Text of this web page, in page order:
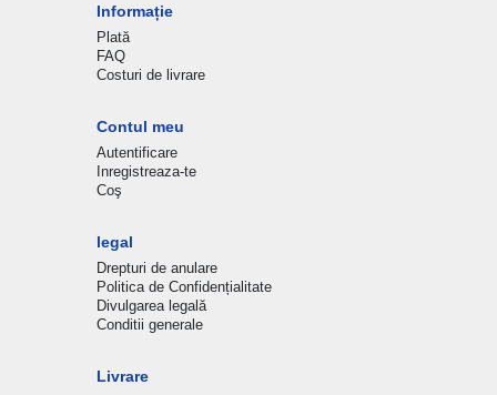
Informație
Plată
FAQ
Costuri de livrare
Contul meu
Autentificare
Inregistreaza-te
Coş
legal
Drepturi de anulare
Politica de Confidențialitate
Divulgarea legală
Conditii generale
Livrare